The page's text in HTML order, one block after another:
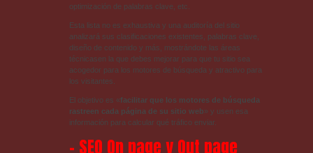
optimización de palabras clave, etc.
Esta lista no es exhaustiva y una auditoría del sitio
analizará sus clasificaciones existentes, palabras clave,
diseño de contenido y más, mostrándote las áreas
técnicasen la que debes mejorar para que tu sitio sea
acogedor para los motores de búsqueda y atractivo para
los visitantes.
El objetivo es «facilitar que los motores de búsqueda
rastreen cada página de su sitio web » y usen esa
información para calcular qué tráfico enviar.
– SEO On page y Out page